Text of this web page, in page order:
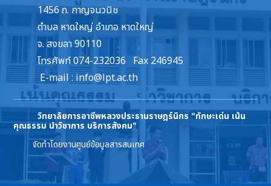
1456 ถ. กาญจนวนิช
ตำบล หาดใหญ่ อำเภอ หาดใหญ่
จ. สงขลา 90110
โทรศัพท์ 074-232036 Fax 246945
E-mail : info@lpt.ac.th
วิทยาลัยการอาชีพหลวงประธานราษฎร์นิกร "ทักษะเด่น เน้น
คุณธรรม นำวิชาการ บริการสังคม"
จัดทำโดยงานศูนย์ข้อมูลสารสนเทศ